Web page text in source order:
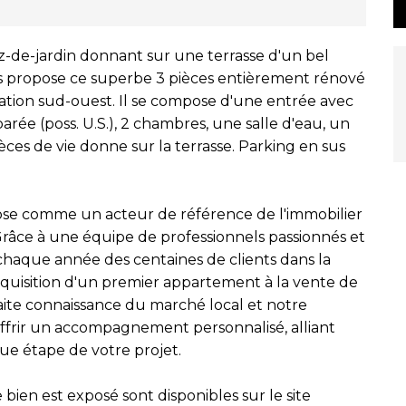
de-jardin donnant sur une terrasse d'un bel
ce superbe 3 pièces entièrement rénové
sud-ouest. Il se compose d'une entrée avec
(poss. U.S.), 2 chambres, une salle d'eau, un
de vie donne sur la terrasse. Parking en sus
comme un acteur de référence de l'immobilier
à une équipe de professionnels passionnés et
année des centaines de clients dans la
d'un premier appartement à la vente de
connaissance du marché local et notre
un accompagnement personnalisé, alliant
étape de votre projet.
est exposé sont disponibles sur le site